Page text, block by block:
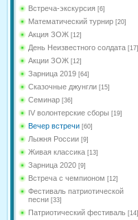
Встреча-экскурсия [6]
Математический турнир [20]
Акция ЗОЖ [12]
День Неизвестного солдата [17]
Акции ЗОЖ [12]
Зарница 2019 [64]
Сказочные джунгли [15]
Семинар [36]
IV волонтерские сборы [19]
Вечер встречи [60]
Лыжня России [9]
Живая классика [13]
Зарница 2020 [9]
Встреча с чемпионом [12]
Фестиваль патриотической
песни [33]
Патриотический фестиваль [14]